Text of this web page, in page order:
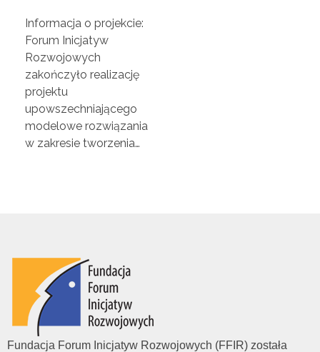
s
ó
b
z
r
o
ż
Informacja o projekcie:
Forum Inicjatyw
Rozwojowych
zakończyło realizację
projektu
upowszechniającego
modelowe rozwiązania
w zakresie tworzenia…
Fundacja Forum Inicjatyw Rozwojowych (FFIR) została